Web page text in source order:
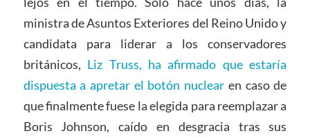
ministra de Asuntos Exteriores del Reino Unido y
candidata para liderar a los conservadores
británicos, Liz Truss, ha afirmado que estaría
dispuesta a apretar el botón nuclear en caso de
que finalmente fuese la elegida para reemplazar a
Boris Johnson, caído en desgracia tras sus